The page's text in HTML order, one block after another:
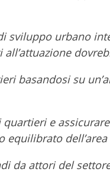
sviluppo urbano
basandosi su
e
dell’area
da attori del